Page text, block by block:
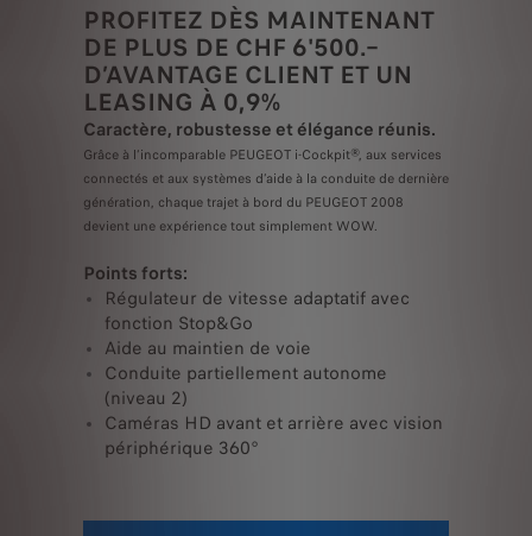
PROFITEZ DÈS MAINTENANT
DE PLUS DE CHF 6'500.–
D’AVANTAGE CLIENT ET UN
LEASING À 0,9%
Caractère, robustesse et élégance réunis.
Grâce à l’incomparable PEUGEOT i-Cockpit®, aux services
connectés et aux systèmes d’aide à la conduite de dernière
génération, chaque trajet à bord du PEUGEOT 2008
devient une expérience tout simplement WOW.
Points forts:
Régulateur de vitesse adaptatif avec
fonction Stop&Go
Aide au maintien de voie
Conduite partiellement autonome
(niveau 2)
Caméras HD avant et arrière avec vision
périphérique 360°